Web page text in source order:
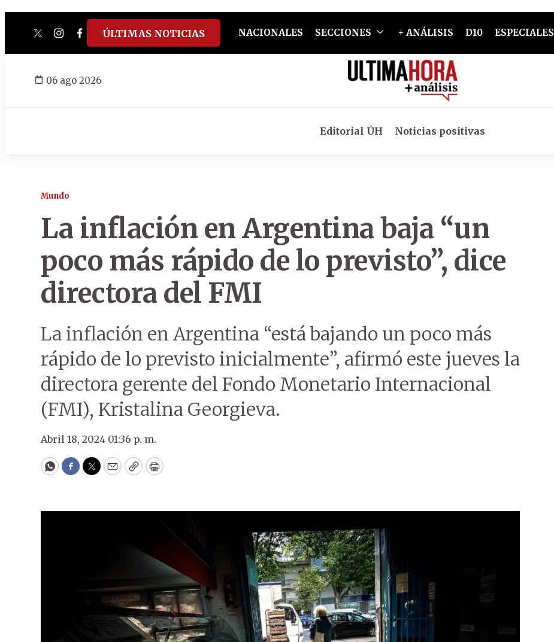
twitterinstagram
facebook
tiktokyoutube
spotify
ÚLTIMAS NOTICIAS NACIONALES SECCIONES + ANÁLISIS D10 ESPECIALES
06 ago 2026
Editorial ÚH Noticias positivas
Mundo
La inflación en Argentina baja “un
poco más rápido de lo previsto”, dice
directora del FMI
La inflación en Argentina “está bajando un poco más
rápido de lo previsto inicialmente”, afirmó este jueves la
directora gerente del Fondo Monetario Internacional
(FMI), Kristalina Georgieva.
Abril 18, 2024 01:36 p. m.
WhatsApp
Facebook
Twitter
EmailCopyPrint